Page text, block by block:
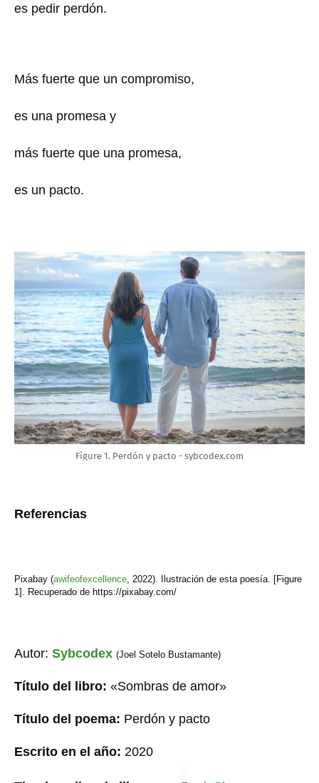
es pedir perdón.
Más fuerte que un compromiso,
es una promesa y
más fuerte que una promesa,
es un pacto.
Figure 1. Perdón y pacto - sybcodex.com
Referencias
Pixabay (awifeofexcellence 2022). Ilustración de esta poesía. [Figure
1]. Recuperado de https://pixabay.com/
Autor: Sybcodex (Joel Sotelo Bustamante)
Título del libro: «Sombras de amor»
Título del poema: Perdón y pacto
Escrito en el año: 2020